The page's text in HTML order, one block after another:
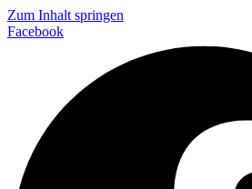
Zum Inhalt springen
Facebook